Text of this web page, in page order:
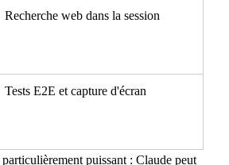
Recherche web dans la session
Tests E2E et capture d'écran
puissant : Claude peut